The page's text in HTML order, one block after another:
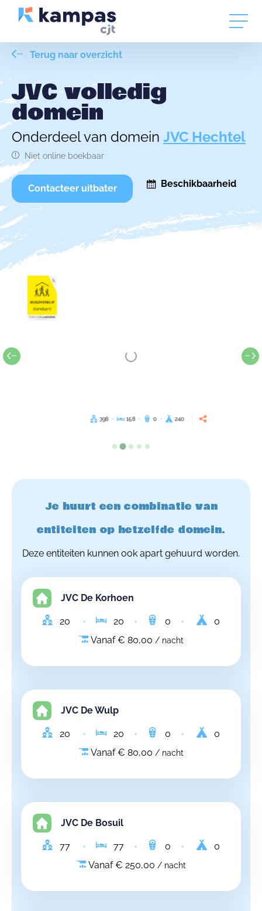
Terug naar overzicht
JVC volledig
domein
Onderdeel van domein JVC Hechtel
Niet online boekbaar
Contacteer uitbater Beschikbaarheid
398 158 0 240
Je huurt een combinatie van
entiteiten op hetzelfde domein.
Deze entiteiten kunnen ook apart gehuurd worden.
JVC De Korhoen
20 20 0
0
Vanaf € 80,00 / nacht
JVC De Wulp
20 20 0
0
Vanaf € 80,00 / nacht
JVC De Bosuil
77 77 0
0
Vanaf € 250,00 / nacht